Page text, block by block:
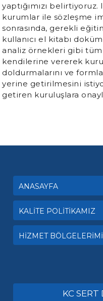
yaptığımızı
kurumlar ile sözleşme
sonrasında, gerekli
kullanıcı el kitabı
analiz örnekleri gibi
kendilerine vererek
doldurmalarını ve
yerine getirilmesini
getiren kuruluşlara
ANASAYFA
KALİTE POLİTİKAMIZ
HİZMET
KC